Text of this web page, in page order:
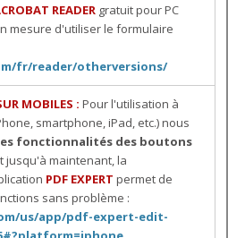
READER gratuit pour PC
mesure d'utiliser le formulaire
fr/reader/otherversions/
MOBILES : Pour l'utilisation à
smartphone, iPad, etc.) nous
fonctionnalités des boutons
jusqu'à maintenant, la
PDF EXPERT permet de
sans problème :
us/app/pdf-expert-edit-